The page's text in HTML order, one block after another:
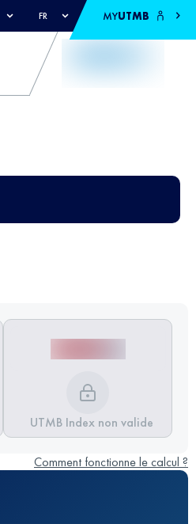
FR MYUTMB
UTMB Index non valide
Comment fonctionne le calcul ?